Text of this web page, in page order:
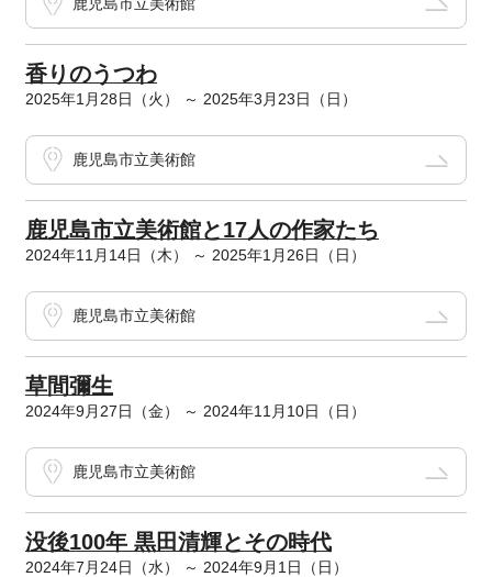
香りのうつわ
2025年1月28日（火） ～ 2025年3月23日（日）
鹿児島市立美術館
鹿児島市立美術館と17人の作家たち
2024年11月14日（木） ～ 2025年1月26日（日）
鹿児島市立美術館
草間彌生
2024年9月27日（金） ～ 2024年11月10日（日）
鹿児島市立美術館
没後100年 黒田清輝とその時代
2024年7月24日（水） ～ 2024年9月1日（日）